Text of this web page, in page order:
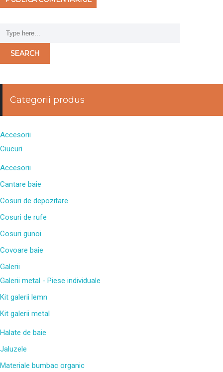
Categorii produs
Accesorii
Ciucuri
Accesorii
Cantare baie
Cosuri de depozitare
Cosuri de rufe
Cosuri gunoi
Covoare baie
Galerii
Galerii metal - Piese individuale
Kit galerii lemn
Kit galerii metal
Halate de baie
Jaluzele
Materiale bumbac organic